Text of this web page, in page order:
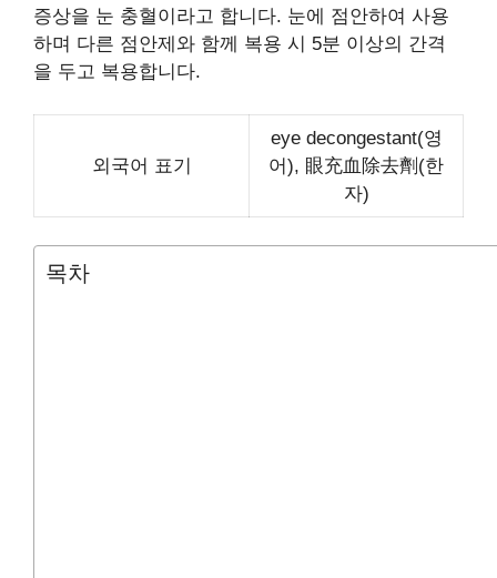
증상을 눈 충혈이라고 합니다. 눈에 점안하여 사용
하며 다른 점안제와 함께 복용 시 5분 이상의 간격
을 두고 복용합니다.
외국어 표기
eye decongestant(영
어), 眼充血除去劑(한
자)
목차